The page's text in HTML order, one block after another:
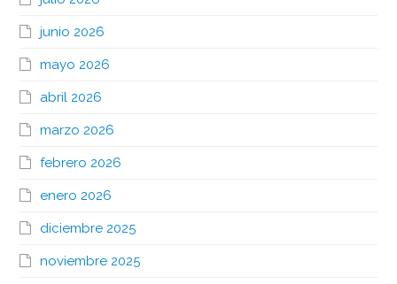
junio 2026
mayo 2026
abril 2026
marzo 2026
febrero 2026
enero 2026
diciembre 2025
noviembre 2025